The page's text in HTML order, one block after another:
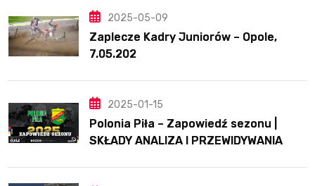
2025-05-09
Zaplecze Kadry Juniorów – Opole,
7.05.202
2025-01-15
Polonia Piła – Zapowiedź sezonu |
SKŁADY ANALIZA I PRZEWIDYWANIA